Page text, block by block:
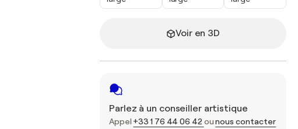
Voir en 3D
Parlez à un conseiller artistique
Appel +33 1 76 44 06 42 ounous contacter